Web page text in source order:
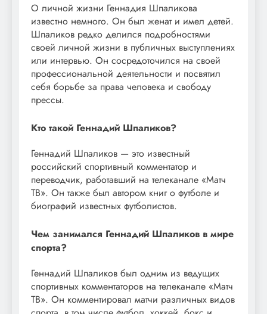
О личной жизни Геннадия Шпаликова
известно немного. Он был женат и имел детей.
Шпаликов редко делился подробностями
своей личной жизни в публичных выступлениях
или интервью. Он сосредоточился на своей
профессиональной деятельности и посвятил
себя борьбе за права человека и свободу
прессы.
Кто такой Геннадий Шпаликов?
Геннадий Шпаликов — это известный
российский спортивный комментатор и
переводчик, работавший на телеканале «Матч
ТВ». Он также был автором книг о футболе и
биографий известных футболистов.
Чем занимался Геннадий Шпаликов в мире
спорта?
Геннадий Шпаликов был одним из ведущих
спортивных комментаторов на телеканале «Матч
ТВ». Он комментировал матчи различных видов